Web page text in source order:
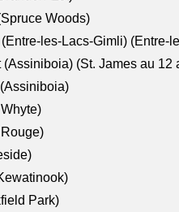
Woods)
les-Lacs-Gimli) (Entre-
(St. James au 12
Park)